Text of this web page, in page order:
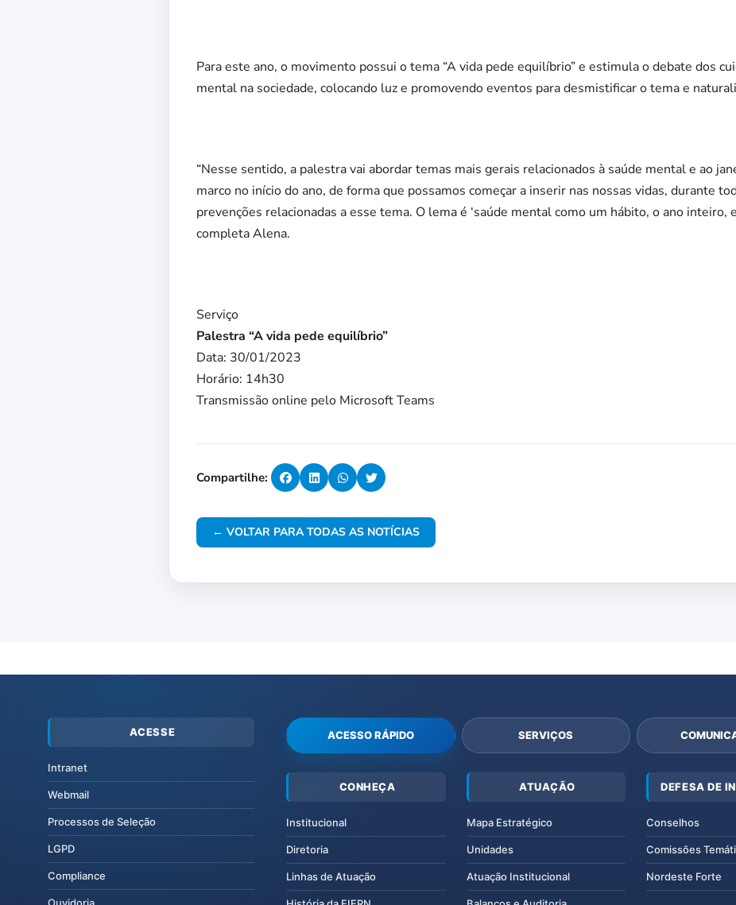
Para este ano, o movimento possui o tema “A vida pede equilíbrio” e estimula o debate dos
mental na sociedade, colocando luz e promovendo eventos para desmistificar o tema e
“Nesse sentido, a palestra vai abordar temas mais gerais relacionados à saúde mental e ao
marco no início do ano, de forma que possamos começar a inserir nas nossas vidas, durante
prevenções relacionadas a esse tema. O lema é ‘saúde mental como um hábito, o ano inteiro,
completa Alena.
Serviço
Palestra “A vida pede equilíbrio”
Data: 30/01/2023
Horário: 14h30
Transmissão online pelo Microsoft Teams
Compartilhe:
← VOLTAR PARA TODAS AS NOTÍCIAS
ACESSE
Intranet
Webmail
Processos de Seleção
LGPD
Compliance
ACESSO RÁPIDO SERVIÇOS
CONHEÇA
Institucional
Diretoria
Linhas de Atuação
ATUAÇÃO
Mapa Estratégico
Unidades
Atuação Institucional
DEFESA DE
Conselhos
Comissões
Nordeste Forte